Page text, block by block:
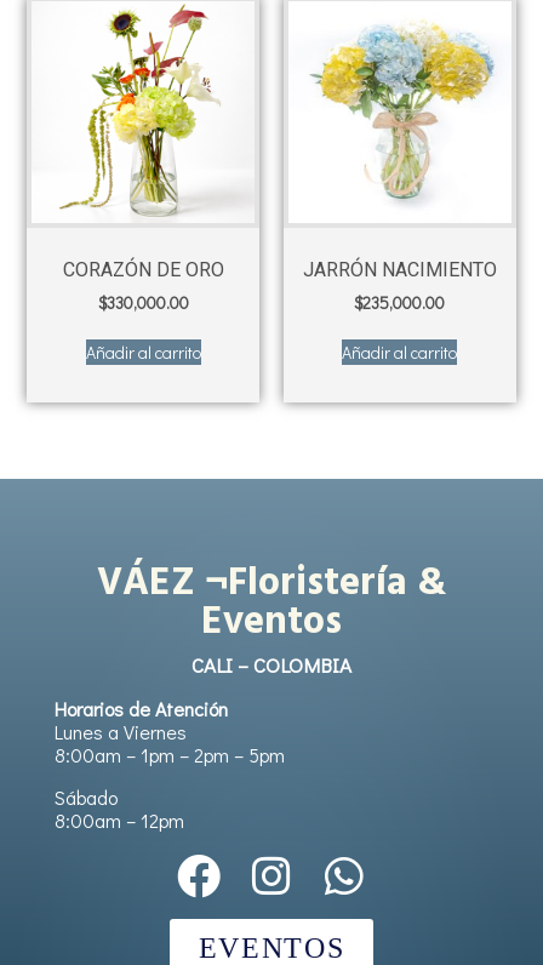
CORAZÓN DE ORO
$330,000.00
Añadir al carrito
JARRÓN NACIMIENTO
$235,000.00
Añadir al carrito
VÁEZ ¬Floristería &
Eventos
CALI – COLOMBIA
Horarios de Atención
Lunes a Viernes
8:00am – 1pm – 2pm – 5pm
Sábado
8:00am – 12pm
EVENTOS